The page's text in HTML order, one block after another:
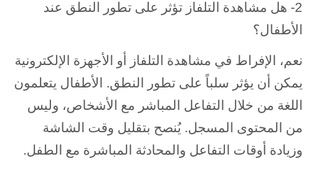
2- هل مشاهدة التلفاز تؤثر على تطور النطق عند
الأطفال؟
نعم، الإفراط في مشاهدة التلفاز أو الأجهزة الإلكترونية
يمكن أن يؤثر سلباً على تطور النطق. الأطفال يتعلمون
اللغة من خلال التفاعل المباشر مع الأشخاص، وليس
من المحتوى المسجل. يُنصح بتقليل وقت الشاشة
وزيادة أوقات التفاعل والمحادثة المباشرة مع الطفل.